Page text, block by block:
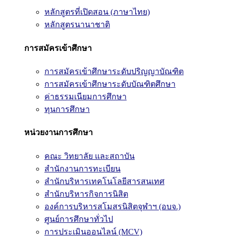
หลักสูตรที่เปิดสอน (ภาษาไทย)
หลักสูตรนานาชาติ
การสมัครเข้าศึกษา
การสมัครเข้าศึกษาระดับปริญญาบัณฑิต
การสมัครเข้าศึกษาระดับบัณฑิตศึกษา
ค่าธรรมเนียมการศึกษา
ทุนการศึกษา
หน่วยงานการศึกษา
คณะ วิทยาลัย และสถาบัน
สำนักงานการทะเบียน
สำนักบริหารเทคโนโลยีสารสนเทศ
สำนักบริหารกิจการนิสิต
องค์การบริหารสโมสรนิสิตจุฬาฯ (อบจ.)
ศูนย์การศึกษาทั่วไป
การประเมินออนไลน์ (MCV)